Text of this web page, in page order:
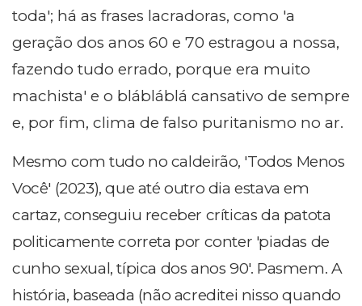
toda'; há as frases lacradoras, como 'a
geração dos anos 60 e 70 estragou a nossa,
fazendo tudo errado, porque era muito
machista' e o blábláblá cansativo de sempre
e, por fim, clima de falso puritanismo no ar.
Mesmo com tudo no caldeirão, 'Todos Menos
Você' (2023), que até outro dia estava em
cartaz, conseguiu receber críticas da patota
politicamente correta por conter 'piadas de
cunho sexual, típica dos anos 90'. Pasmem. A
história, baseada (não acreditei nisso quando